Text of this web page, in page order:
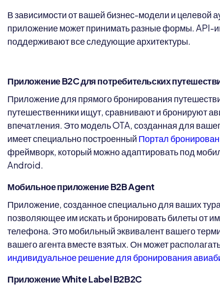
В зависимости от вашей бизнес-модели и целевой
приложение может принимать разные формы.
поддерживают все следующие архитектуры.
Приложение B2C для потребительских
Приложение для прямого бронирования
путешественники ищут, сравнивают и бронируют
впечатления. Это модель OTA, созданная для
имеет специально построенный Портал
фреймворк, который можно адаптировать под
Android.
Мобильное приложение B2B Agent
Приложение, созданное специально для ваших
позволяющее им искать и бронировать билеты от
телефона. Это мобильный эквивалент вашего
вашего агента вместе взятых. Он может
индивидуальное решение для бронирования
Приложение White Label B2B2C